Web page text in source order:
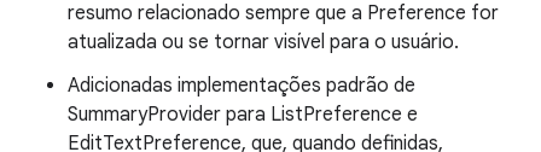
resumo relacionado sempre que a Preference for
atualizada ou se tornar visível para o usuário.
Adicionadas implementações padrão de
SummaryProvider para ListPreference e
EditTextPreference, que, quando definidas,